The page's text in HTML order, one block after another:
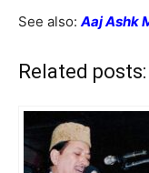
See also:Aaj Ashk
Related posts: